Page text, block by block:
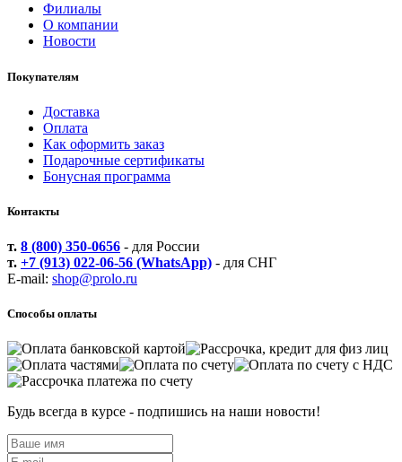
Филиалы
О компании
Новости
Покупателям
Доставка
Оплата
Как оформить заказ
Подарочные сертификаты
Бонусная программа
Контакты
т. 8 (800) 350-0656 - для России
т. +7 (913) 022-06-56 (WhatsApp) - для СНГ
E-mail: shop@prolo.ru
Способы оплаты
Будь всегда в курсе - подпишись на наши новости!